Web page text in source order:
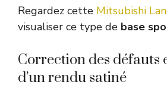
Regardez cette Mitsubishi
visualiser ce type de base
Correction des défauts
d’un rendu satiné